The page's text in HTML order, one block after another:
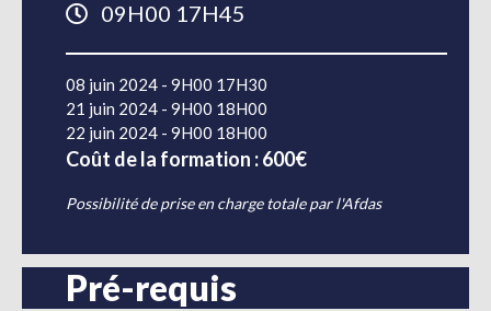
09H00 17H45
08 juin 2024 - 9H00 17H30
21 juin 2024 - 9H00 18H00
22 juin 2024 - 9H00 18H00
Coût de la formation : 600€
Possibilité de prise en charge totale par l'Afdas
Pré-requis